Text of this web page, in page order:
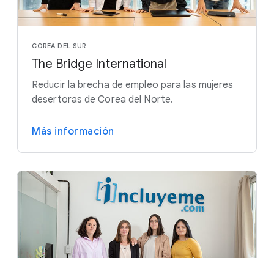
COREA DEL SUR
The Bridge International
Reducir la brecha de empleo para las mujeres
desertoras de Corea del Norte.
Más información